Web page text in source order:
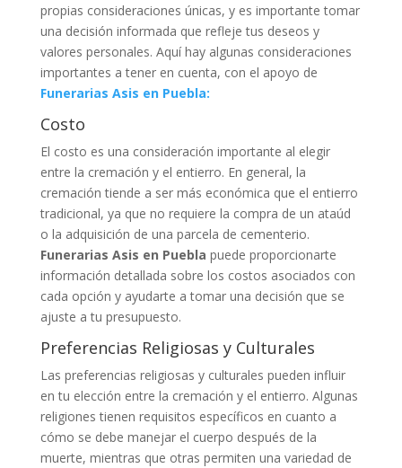
propias consideraciones únicas, y es importante tomar
una decisión informada que refleje tus deseos y
valores personales. Aquí hay algunas consideraciones
importantes a tener en cuenta, con el apoyo de
Funerarias Asis en Puebla:
Costo
El costo es una consideración importante al elegir
entre la cremación y el entierro. En general, la
cremación tiende a ser más económica que el entierro
tradicional, ya que no requiere la compra de un ataúd
o la adquisición de una parcela de cementerio.
Funerarias Asis en Puebla puede proporcionarte
información detallada sobre los costos asociados con
cada opción y ayudarte a tomar una decisión que se
ajuste a tu presupuesto.
Preferencias Religiosas y Culturales
Las preferencias religiosas y culturales pueden influir
en tu elección entre la cremación y el entierro. Algunas
religiones tienen requisitos específicos en cuanto a
cómo se debe manejar el cuerpo después de la
muerte, mientras que otras permiten una variedad de